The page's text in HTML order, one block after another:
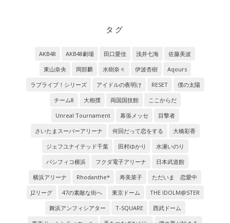
タグ
AKB48 AKB48劇場 田口愛佳 浅井七海
佐藤美波
東山奈央
岡部麟 水樹奈々 伊波杏樹
Aqours
ラブライブ！シリーズ
アイドルの夜明け RESET
僕の太陽
チーム8
大相撲 両国国技館
ここからだ
Unreal Tournament
幕張メッセ
目撃者
さいたまスーパーアリーナ
何回だって恋をする
大橋彩香
ジェフユナイテッド千葉
田村ゆかり
水瀬いのり
パシフィコ横浜
フクダ電子アリーナ
日本武道館
横浜アリーナ
Rhodanthe* 寿美菜子
ただいま 恋愛中
J2リーグ
47の素敵な街へ 東京ドーム
THE IDOLM@STER
舞浜アンフィシアター
T-SQUARE
西武ドーム